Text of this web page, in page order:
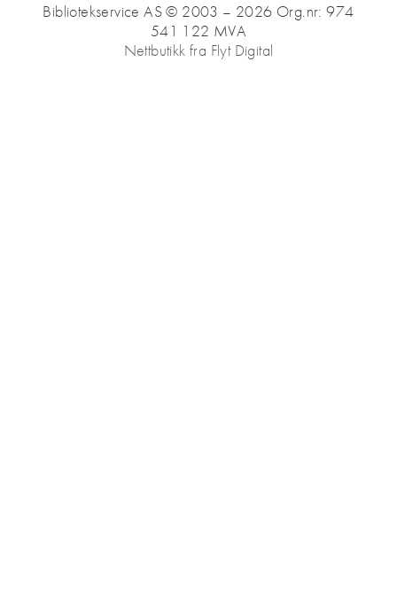
Bibliotekservice AS © 2003 – 2026 Org.nr: 974
541 122 MVA
Nettbutikk fra Flyt Digital